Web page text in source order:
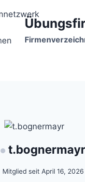
t.bognermayr
Mitglied seit April 16, 2026